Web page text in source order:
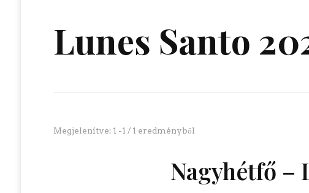
Lunes Santo
Megjelenítve: 1 -1 / 1 eredményből
Nagyhétfő –